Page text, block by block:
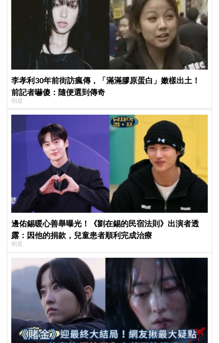
李孝利30年前街訪瘋傳，「滿滿膠原蛋白」嫩樣出土！
前記者嚇傻：隨便選到傳奇
明星
邊佑錫暖心善舉曝光！《劉在錫的民宿法則》出演者透
露：因他的捐款，兒童患者順利完成治療
明星